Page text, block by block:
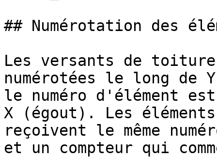
## Numérotation des
Les versants de
numérotées le long
le numéro d'élément
X (égout). Les
reçoivent le même
et un compteur qui